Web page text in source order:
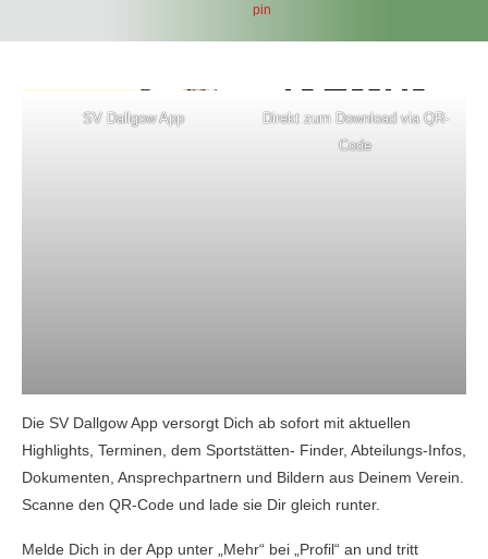
pin
SV Dallgow App
Direkt zum Download via QR-
Code
Die SV Dallgow App versorgt Dich ab sofort mit aktuellen
Highlights, Terminen, dem Sportstätten- Finder, Abteilungs-Infos,
Dokumenten, Ansprechpartnern und Bildern aus Deinem Verein.
Scanne den QR-Code und lade sie Dir gleich runter.
Melde Dich in der App unter „Mehr“ bei „Profil“ an und tritt